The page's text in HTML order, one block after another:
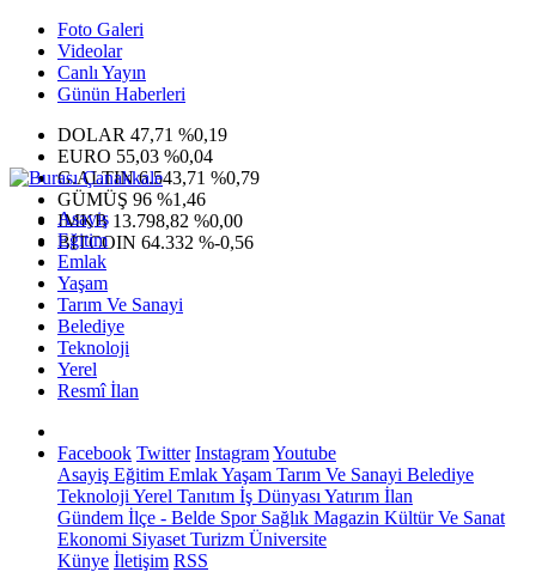
Foto Galeri
Videolar
Canlı Yayın
Günün Haberleri
DOLAR 47,71 %0,19
EURO 55,03 %0,04
G.ALTIN6.543,71 %0,79
GÜMÜŞ 96 %1,46
IMKB 13.798,82 %0,00
BITCOIN 64.332 %-0,56
Asayiş
Eğitim
Emlak
Yaşam
Tarım Ve Sanayi
Belediye
Teknoloji
Yerel
Resmî İlan
Facebook Twitter InstagramYoutube
Asayiş Eğitim EmlakYaşam Tarım Ve Sanayi Belediye
Teknoloji Yerel Tanıtım İş Dünyası Yatırım İlan
Gündem İlçe - Belde SporSağlık Magazin Kültür Ve Sanat
Ekonomi Siyaset Turizm Üniversite
Künye İletişim RSS